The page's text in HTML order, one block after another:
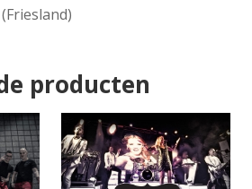
producten